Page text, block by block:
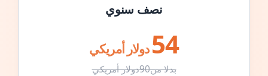
نصف سنوي
54 دولار أمريكي
بدلا من90دولار أمريكي